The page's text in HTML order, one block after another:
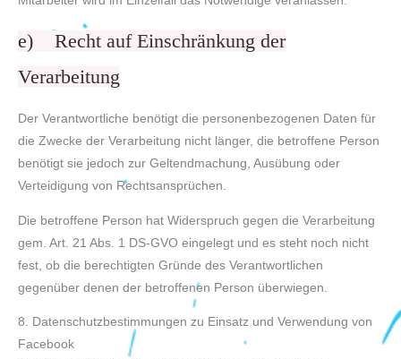
e) Recht auf Einschränkung der
Verarbeitung
Der Verantwortliche benötigt die personenbezogenen Daten für
die Zwecke der Verarbeitung nicht länger, die betroffene Person
benötigt sie jedoch zur Geltendmachung, Ausübung oder
Verteidigung von Rechtsansprüchen.
Die betroffene Person hat Widerspruch gegen die Verarbeitung
gem. Art. 21 Abs. 1 DS-GVO eingelegt und es steht noch nicht
fest, ob die berechtigten Gründe des Verantwortlichen
gegenüber denen der betroffenen Person überwiegen.
8. Datenschutzbestimmungen zu Einsatz und Verwendung von
Facebook